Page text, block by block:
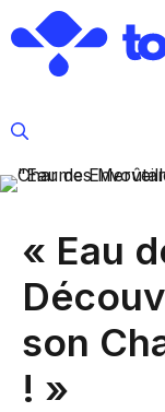
au
contenu
« Eau
son
! »